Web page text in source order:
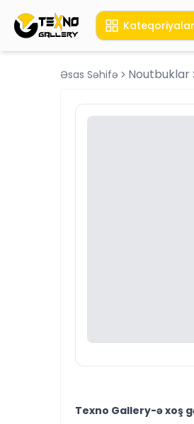
Kateqoriyalar
Əsas Səhifə Noutbuklar
Texno Gallery-ə xoş